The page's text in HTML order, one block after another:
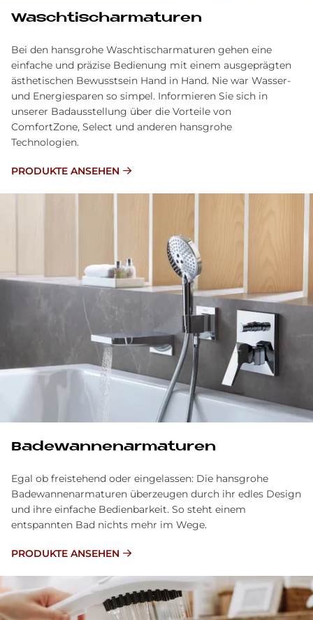
Waschtischarmaturen
Bei den hansgrohe Waschtischarmaturen gehen eine
einfache und präzise Bedienung mit einem ausgeprägten
ästhetischen Bewusstsein Hand in Hand. Nie war Wasser-
und Energiesparen so simpel. Informieren Sie sich in
unserer Badausstellung über die Vorteile von
ComfortZone, Select und anderen hansgrohe
Technologien.
PRODUKTE ANSEHEN
Ba­de­wan­nen­ar­ma­tu­ren
Egal ob freistehend oder eingelassen: Die hansgrohe
Badewannenarmaturen überzeugen durch ihr edles Design
und ihre einfache Bedienbarkeit. So steht einem
entspannten Bad nichts mehr im Wege.
PRODUKTE ANSEHEN